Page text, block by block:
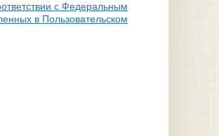
с Федеральным
в Пользовательском